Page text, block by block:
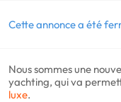
Cette annonce a été
Nous sommes une
yachting, qui va
luxe.